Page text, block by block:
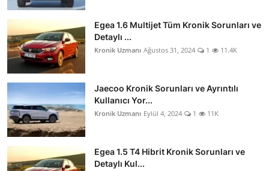
Egea 1.6 Multijet Tüm Kronik Sorunları ve
Detaylı ...
Kronik Uzmanı Ağustos 31, 2024 1 11.4K
Jaecoo Kronik Sorunları ve Ayrıntılı
Kullanıcı Yor...
Kronik Uzmanı Eylül 4, 2024 1 11K
Egea 1.5 T4 Hibrit Kronik Sorunları ve
Detaylı Kul...